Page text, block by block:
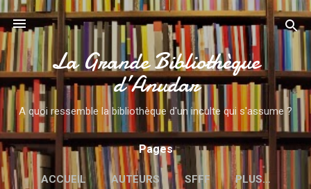
Accéder au contenu principal
La Grande Bibliothèque
d’Anudar
A quoi ressemble la bibliothèque d'un inculte qui s'assume ?
Pages
ACCUEIL AUTEURS SFFF PLUS…